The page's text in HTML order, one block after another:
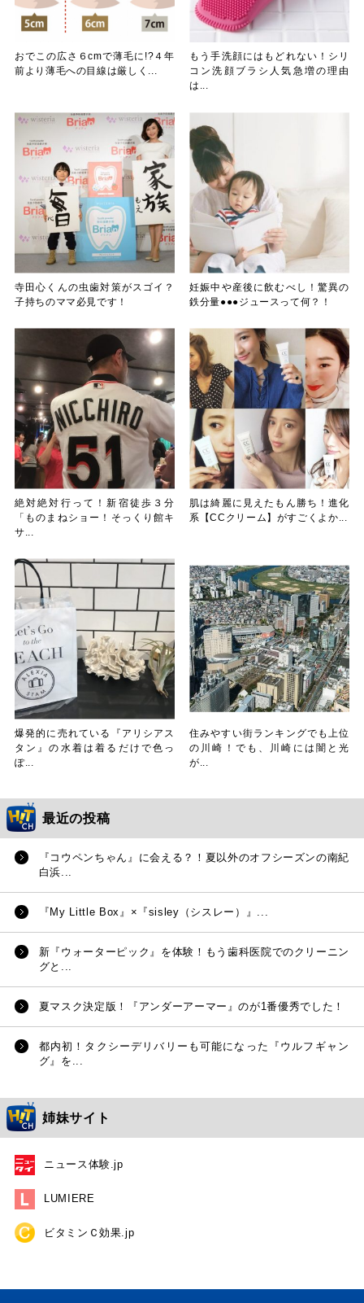
おでこの広さ６cmで薄毛に!?４年
前より薄毛への目線は厳しく...
もう手洗顔にはもどれない！シリ
コン洗顔ブラシ人気急増の理由
は...
寺田心くんの虫歯対策がスゴイ？
子持ちのママ必見です！
妊娠中や産後に飲むべし！驚異の
鉄分量●●●ジュースって何？！
絶対絶対行って！新宿徒歩３分
「ものまねショー！そっくり館キ
サ...
肌は綺麗に見えたもん勝ち！進化
系【CCクリーム】がすごくよか...
爆発的に売れている『アリシアス
タン』の水着は着るだけで色っ
ぽ...
住みやすい街ランキングでも上位
の川崎！でも、川崎には闇と光
が...
最近の投稿
『コウペンちゃん』に会える？！夏以外のオフシーズンの南紀
白浜...
『My Little Box』×『sisley（シスレー）』...
新『ウォーターピック』を体験！もう歯科医院でのクリーニン
グと...
夏マスク決定版！『アンダーアーマー』のが1番優秀でした！
都内初！タクシーデリバリーも可能になった『ウルフギャン
グ』を...
姉妹サイト
ニュース体験.jp
LUMIERE
ビタミンＣ効果.jp